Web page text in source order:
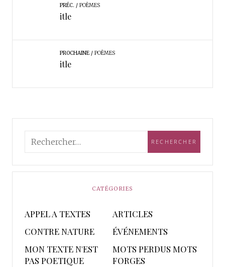
PRÉC. POÈMES
itle
PROCHAINE POÈMES
itle
CATÉGORIES
APPEL A TEXTES
ARTICLES
CONTRE NATURE
ÉVÉNEMENTS
MON TEXTE N'EST
PAS POETIQUE
MOTS PERDUS MOTS
FORGES